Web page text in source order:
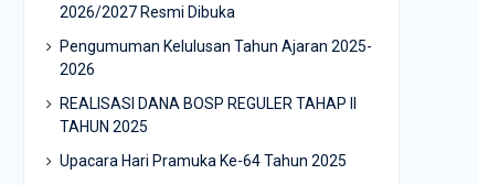
2026/2027 Resmi Dibuka
Pengumuman Kelulusan Tahun Ajaran 2025-
2026
REALISASI DANA BOSP REGULER TAHAP II
TAHUN 2025
Upacara Hari Pramuka Ke-64 Tahun 2025